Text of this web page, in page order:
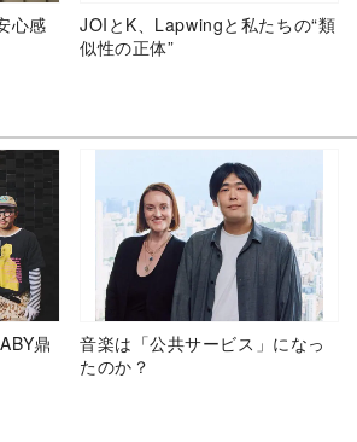
心感
JOIとK、Lapwingと私たちの“類
似性の正体”
鼎
音楽は「公共サービス」になっ
たのか？